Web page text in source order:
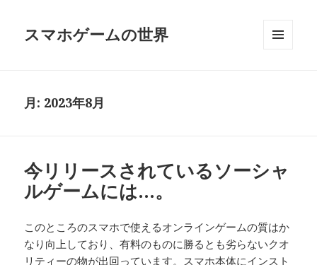
スマホゲームの世界
月: 2023年8月
今リリースされているソーシャ
ルゲームには…。
このところのスマホで使えるオンラインゲームの質はか
なり向上しており、有料のものに勝るとも劣らないクオ
リティーの物が出回っています。スマホ本体にインスト